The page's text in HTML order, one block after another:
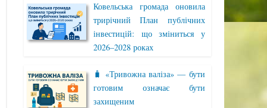
Ковельська громада оновила
трирічний План публічних
інвестицій: що зміниться у
2026–2028 роках
🧳 «Тривожна валіза» — бути
готовим означає бути
захищеним